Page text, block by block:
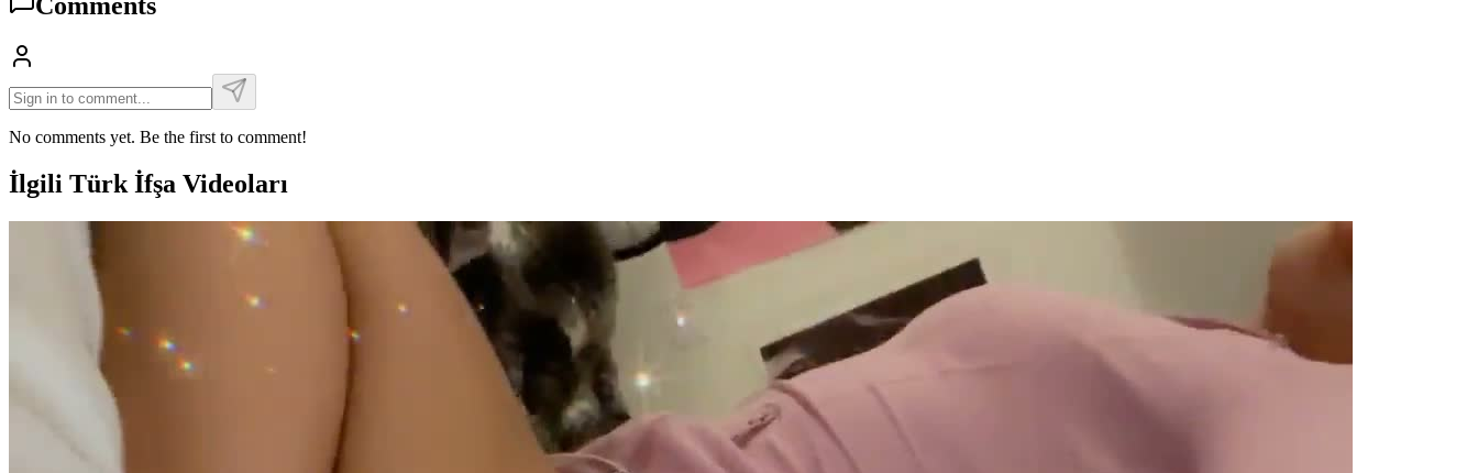
No comments yet. Be the first to comment!
İlgili Türk İfşa Videoları